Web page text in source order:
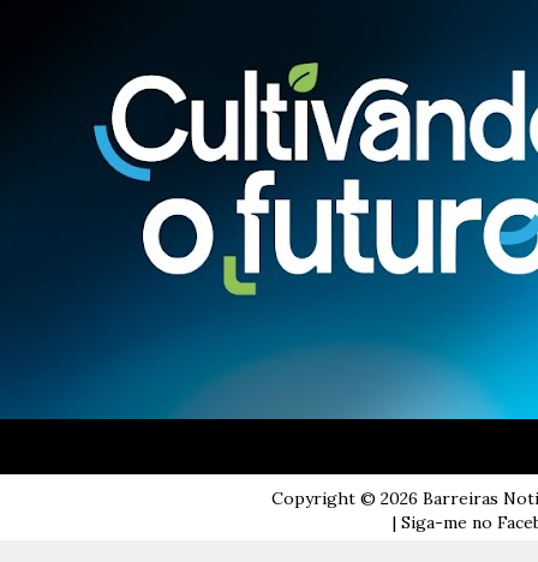
Copyright © 2026 Barreiras
| Siga-me no